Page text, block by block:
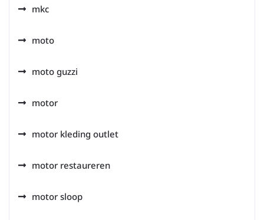
mkc
moto
moto guzzi
motor
motor kleding outlet
motor restaureren
motor sloop